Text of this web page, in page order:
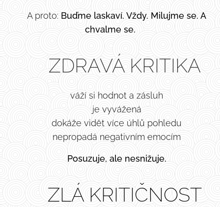
👉 A proto: Buďme laskaví. Vždy. Milujme se. A
chvalme se.
🌱 ZDRAVÁ KRITIKA
✔️ váží si hodnot a zásluh
✔️ je vyvážená
✔️ dokáže vidět více úhlů pohledu
✔️ nepropadá negativním emocím
Posuzuje, ale nesnižuje.
☠️ ZLÁ KRITIČNOST